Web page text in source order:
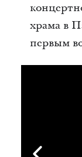
храма в
первым